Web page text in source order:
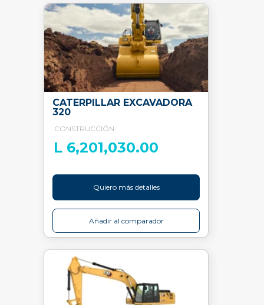
CATERPILLAR EXCAVADORA
320
CONSTRUCCIÓN
L 6,201,030.00
Quiero más detalles
Añadir al comparador